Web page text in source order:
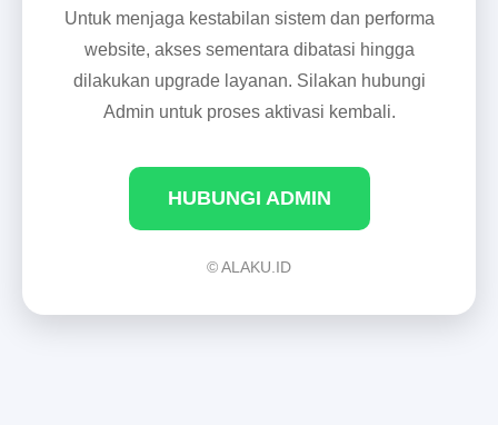
Untuk menjaga kestabilan sistem dan performa
website, akses sementara dibatasi hingga
dilakukan upgrade layanan. Silakan hubungi
Admin untuk proses aktivasi kembali.
HUBUNGI ADMIN
© ALAKU.ID